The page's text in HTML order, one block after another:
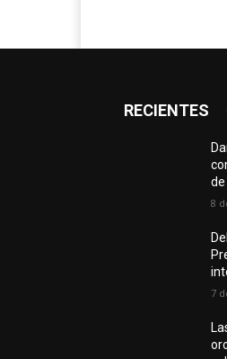
RECIENTES
8
7